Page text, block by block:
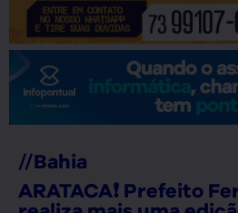
//Bahia
ARATACA❗ Prefeito